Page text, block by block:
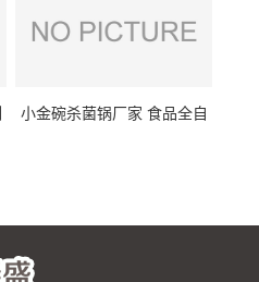
小金碗杀菌锅厂家 食品全自